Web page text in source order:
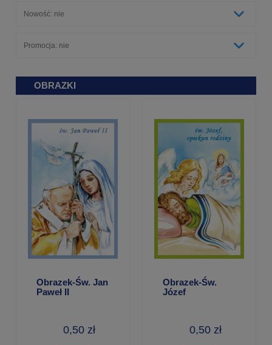
Nowość: nie
Promocja: nie
OBRAZKI
Obrazek-Św. Jan
Paweł II
0,50 zł
Obrazek-Św.
Józef
0,50 zł